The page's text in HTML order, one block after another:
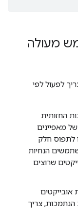
מעולה
לפעול לפי
החזותית
מאפיינים
לתפוס חלק
הנחיות
שרוצים
אובייקטים
הנתמכות, צריך